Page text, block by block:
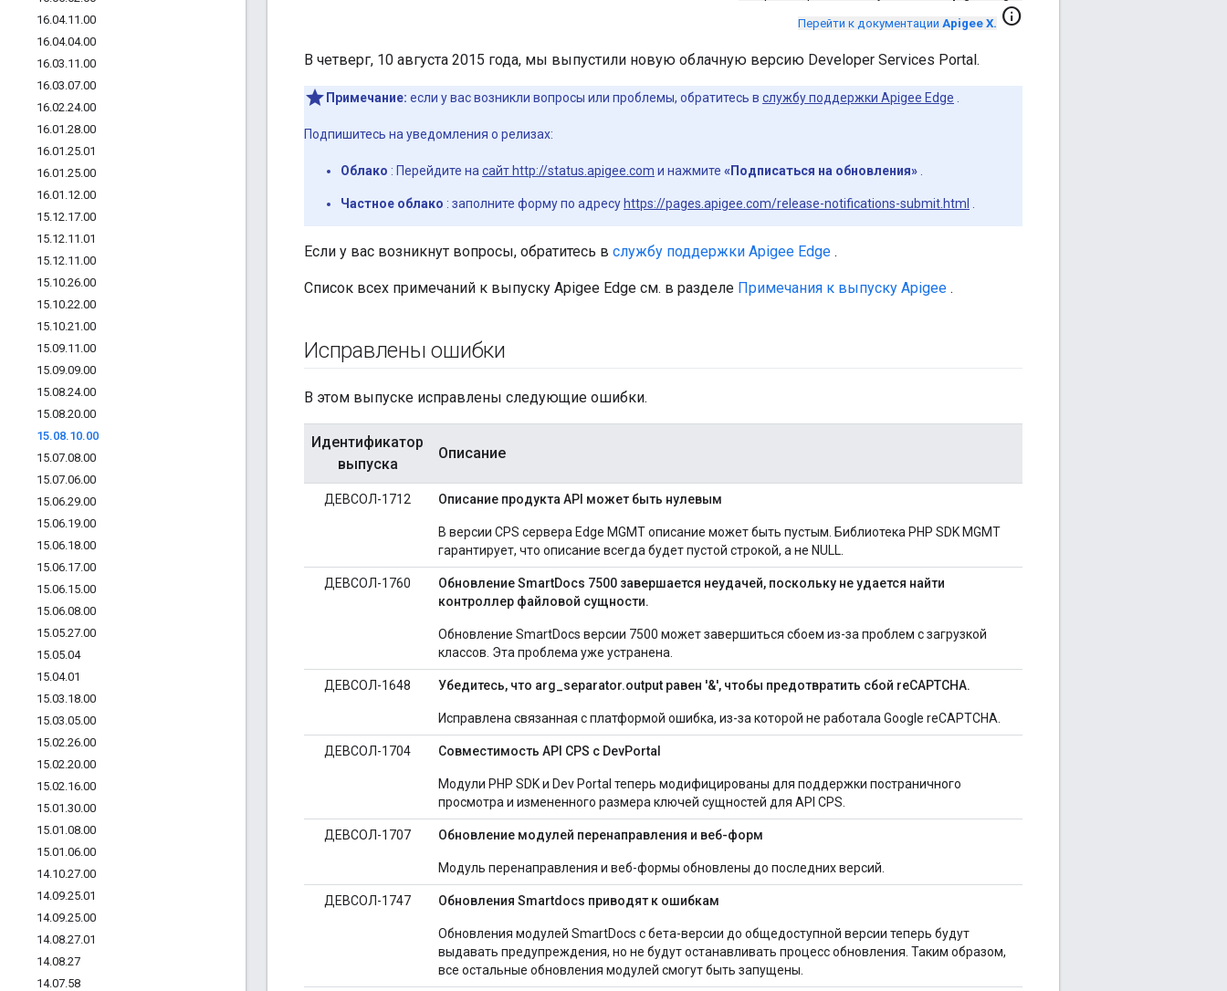
16.04.11 .00
16.04.04.00
16.03.11 .00
16.03.07.00
16.02.24.00
16.01 .28.00
16.01 .25.01
16.01 .25.00
16.01 .12.00
15.12.17.00
15.12.11 .01
15.12.11 .00
15.10.26.00
15.10.22.00
15.10.21 .00
15.09.11 .00
15.09.09.00
15.08.24.00
15.08.20.00
15.08.10.00
15.07.08.00
15.07.06.00
15.06.29.00
15.06.19.00
15.06.18.00
15.06.17.00
15.06.15.00
15.06.08.00
15.05.27.00
15.05.04
15.04.01
15.03.18.00
15.03.05.00
15.02.26.00
15.02.20.00
15.02.16.00
15.01 .30.00
15.01 .08.00
15.01 .06.00
14.10.27.00
14.09.25.01
14.09.25.00
14.08.27.01
14.08.27
14.07.58
Перейти к документации Apigee X. info
В четверг, 10 августа 2015 года, мы выпустили новую облачную версию Developer Services Portal.
Примечание: если у вас возникли вопросы или проблемы, обратитесь в службу поддержки Apigee Edge
Подпишитесь на уведомления о релизах:
Облако : Перейдите на сайт http://status.apigee.com и нажмите «Подписаться на обновления»
Частное облако : заполните форму по адресу https://pages.apigee.com/release-notifications-submit.html
Если у вас возникнут вопросы, обратитесь в службу поддержки Apigee Edge .
Список всех примечаний к выпуску Apigee Edge см. в разделе Примечания к выпуску Apigee .
Исправлены ошибки
В этом выпуске исправлены следующие ошибки.
Идентификатор
выпуска
Описание
ДЕВСОЛ-1712 Описание продукта API может быть нулевым
В версии CPS сервера Edge MGMT описание может быть пустым. Библиотека PHP SDK MGMT
гарантирует, что описание всегда будет пустой строкой, а не NULL.
ДЕВСОЛ-1760
Обновление SmartDocs 7500 завершается неудачей, поскольку не удается найти
контроллер файловой сущности.
Обновление SmartDocs версии 7500 может завершиться сбоем из-за проблем с загрузкой
классов. Эта проблема уже устранена.
ДЕВСОЛ-1648 Убедитесь, что arg_separator.output равен '&', чтобы предотвратить сбой reCAPTCHA.
Исправлена ​​связанная с платформой ошибка, из-за которой не работала Google reCAPTCHA.
ДЕВСОЛ-1704 Совместимость API CPS с DevPortal
Модули PHP SDK и Dev Portal теперь модифицированы для поддержки постраничного
просмотра и измененного размера ключей сущностей для API CPS.
ДЕВСОЛ-1707 Обновление модулей перенаправления и веб-форм
Модуль перенаправления и веб-формы обновлены до последних версий.
ДЕВСОЛ-1747 Обновления Smartdocs приводят к ошибкам
Обновления модулей SmartDocs с бета-версии до общедоступной версии теперь будут
выдавать предупреждения, но не будут останавливать процесс обновления. Таким образом,
все остальные обновления модулей смогут быть запущены.